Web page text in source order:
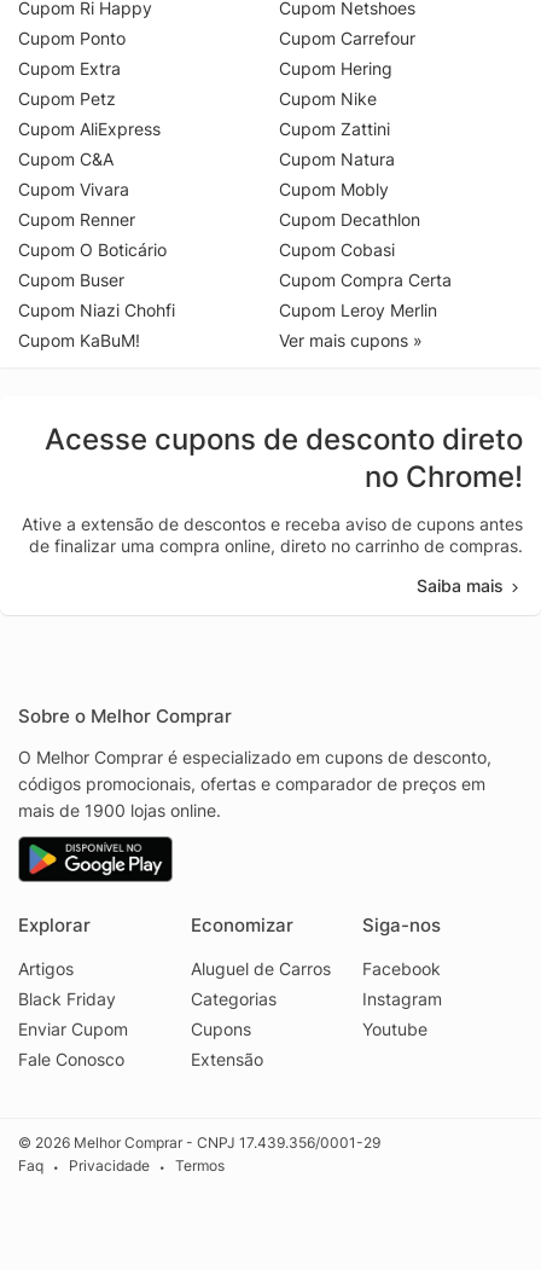
Cupom Ri Happy
Cupom Ponto
Cupom Extra
Cupom Petz
Cupom AliExpress
Cupom C&A
Cupom Vivara
Cupom Renner
Cupom O Boticário
Cupom Buser
Cupom Niazi Chohfi
Cupom KaBuM!
Cupom Netshoes
Cupom Carrefour
Cupom Hering
Cupom Nike
Cupom Zattini
Cupom Natura
Cupom Mobly
Cupom Decathlon
Cupom Cobasi
Cupom Compra Certa
Cupom Leroy Merlin
Ver mais cupons »
Acesse cupons de desconto direto
no Chrome!
Ative a extensão de descontos e receba aviso de cupons antes
de finalizar uma compra online, direto no carrinho de compras.
Saiba mais
Sobre o Melhor Comprar
O Melhor Comprar é especializado em cupons de desconto,
códigos promocionais, ofertas e comparador de preços em
mais de 1900 lojas online.
Explorar
Artigos
Black Friday
Enviar Cupom
Fale Conosco
Economizar
Aluguel de Carros
Categorias
Cupons
Extensão
Siga-nos
Facebook
Instagram
Youtube
© 2026 Melhor Comprar - CNPJ 17.439.356/0001-29
Faq
• Privacidade • Termos